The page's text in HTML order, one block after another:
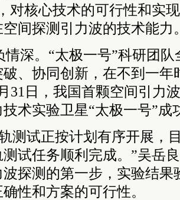
对核心技术的可行性和实
间探测引力波的技术能力
情深。“太极一号”科研团
、协同创新，在不到一年
31日，我国首颗空间引力
术实验卫星“太极一号”成
测试正按计划有序开展，
试任务顺利完成。”吴岳
探测的第一步，实验结果
性和方案的可行性。